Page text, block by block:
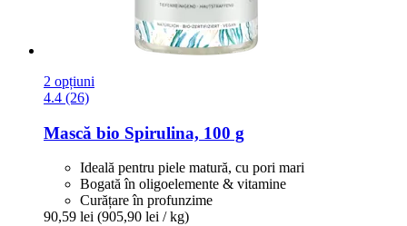
2 opțiuni
4.4 (26)
Mască bio Spirulina, 100 g
Ideală pentru piele matură, cu pori mari
Bogată în oligoelemente & vitamine
Curățare în profunzime
90,59 lei (905,90 lei / kg)